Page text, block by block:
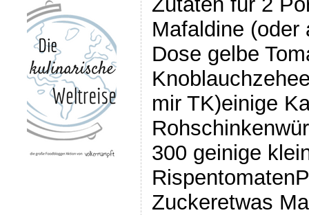
Mafaldine (oder
Dose gelbe
mir TK)einige
300 geinige
Zuckeretwas